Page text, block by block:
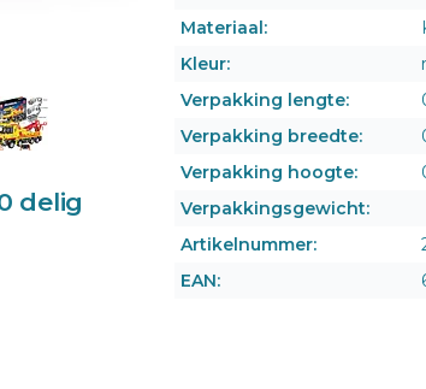
delig
Materiaal:
Kleur:
Verpakking lengte:
Verpakking breedte:
Verpakking hoogte:
Verpakkingsgewicht:
Artikelnummer:
EAN: